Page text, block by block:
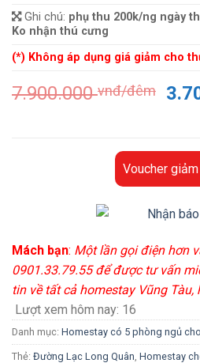
Ghi chú: phụ thu 200k/ng ngày
Ko nhận thú cưng
(*) Không áp dụng giá giảm cho
7.900.000vnđ/đêm
Giá
Voucher
Mách bạn: Một lần gọi điện hơn
0901.33.79.55 để được tư vấn
tin về tất cả homestay Vũng
Lượt xem hôm nay: 16
Danh mục: Homestay có 5 phòng ngủ
Thẻ: Đường Lạc Long Quân Homestay